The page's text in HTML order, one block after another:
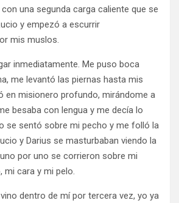
una segunda carga caliente que se
y empezó a escurrir
mis muslos.
inmediatamente. Me puso boca
me levantó las piernas hasta mis
en misionero profundo, mirándome a
besaba con lengua y me decía lo
se sentó sobre mi pecho y me folló la
y Darius se masturbaban viendo la
por uno se corrieron sobre mi
mi cara y mi pelo.
dentro de mí por tercera vez, yo ya